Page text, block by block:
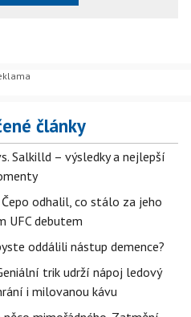
články
Salkilld – výsledky a nejlepší
odhalil, co stálo za jeho
UFC debutem
oddálili nástup demence?
trik udrží nápoj ledový
i milovanou kávu